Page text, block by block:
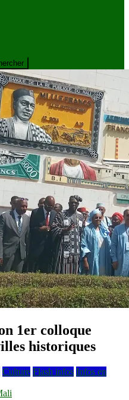
1er colloque
historiques
Culture Flash infos Infos en